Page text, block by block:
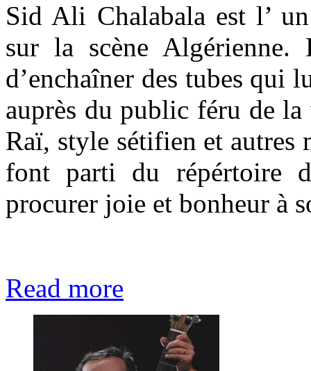
Sid Ali Chalabala est l’
sur la scène
d’enchaîner des tubes qui
auprès du public féru de
Raï, style sétifien et autres
font parti du répértoire
procurer joie et bonheur à
Read more